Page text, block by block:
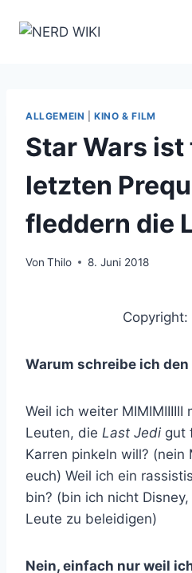
Inhalt
ALLGEMEIN |KINO & FILM
Star Wars ist
letzten
fleddern die
Von Thilo 8. Juni 2018
Copyright:
Warum schreibe ich
Weil ich weiter MIMIMIIIIII
Leuten, die Last Jedi gut
Karren pinkeln will? (nein
euch) Weil ich ein
bin? (bin ich nicht
Leute zu beleidigen)
Nein, einfach nur weil